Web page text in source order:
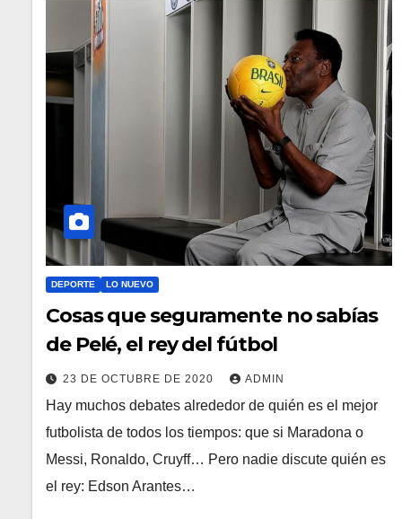
DEPORTE LO NUEVO
Cosas que seguramente no sabías
de Pelé, el rey del fútbol
23 DE OCTUBRE DE 2020 ADMIN
Hay muchos debates alrededor de quién es el mejor
futbolista de todos los tiempos: que si Maradona o
Messi, Ronaldo, Cruyff… Pero nadie discute quién es
el rey: Edson Arantes…